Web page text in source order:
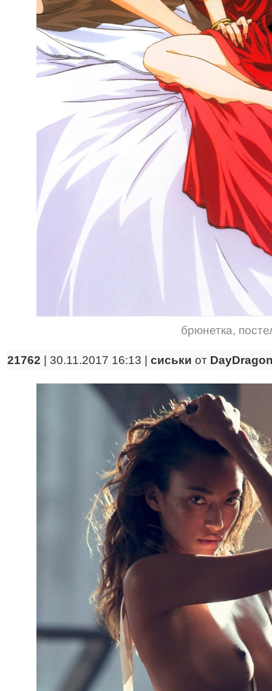
брюнетка,
21762 | 30.11.2017 16:13 | сиськи от